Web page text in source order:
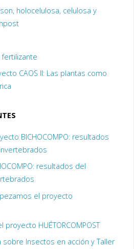
holocelulosa, celulosa y
CAOS II: Las plantas como
BICHOCOMPO: resultados
resultados del
el proyecto
proyecto HUÉTORCOMPOST
sobre Insectos en acción y Taller